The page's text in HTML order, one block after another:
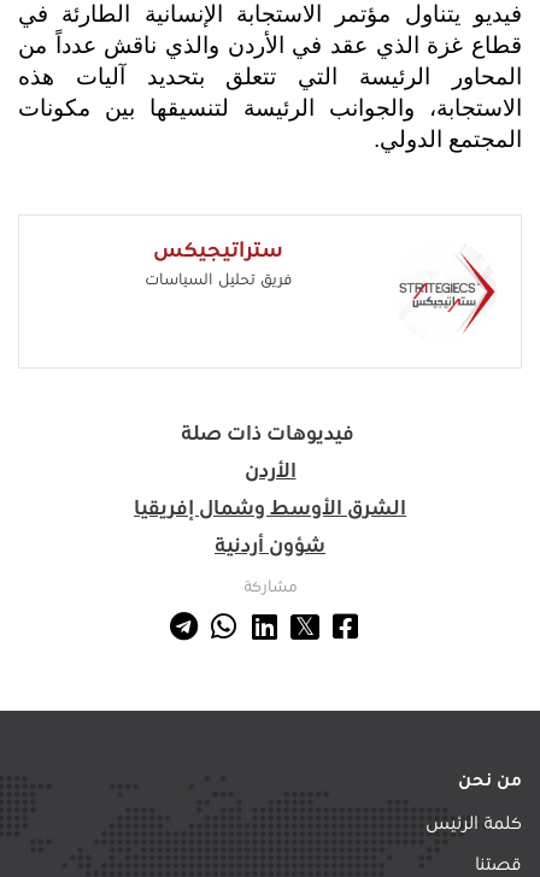
فيديو يتناول مؤتمر الاستجابة الإنسانية الطارئة في
قطاع غزة الذي عقد في الأردن والذي ناقش عدداً من
المحاور الرئيسة التي تتعلق بتحديد آليات هذه
الاستجابة، والجوانب الرئيسة لتنسيقها بين مكونات
المجتمع الدولي.
ستراتيجيكس
فريق تحليل السياسات
فيديوهات ذات صلة
الأردن
الشرق الأوسط وشمال إفريقيا
شؤون أردنية
مشاركة
من نحن
كلمة الرئيس
قصتنا